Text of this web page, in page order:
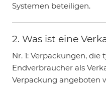
Systemen beteiligen.
2. Was ist eine
Nr. 1: Verpackungen,
Endverbraucher als
Verpackung angeboten